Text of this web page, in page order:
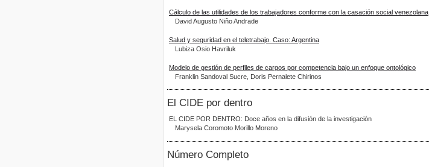
Cálculo de las utilidades de los trabajadores conforme con la casación social venezolana
David Augusto Niño Andrade
Salud y seguridad en el teletrabajo. Caso: Argentina
Lubiza Osio Havriluk
Modelo de gestión de perfiles de cargos por competencia bajo un enfoque ontológico
Franklin Sandoval Sucre, Doris Pernalete Chirinos
El CIDE por dentro
EL CIDE POR DENTRO: Doce años en la difusión de la investigación
Marysela Coromoto Morillo Moreno
Número Completo